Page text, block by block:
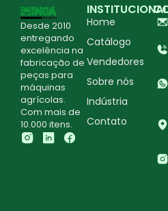
Desde 2010
entregando
excelência na
fabricação de
peças para
máquinas
agrícolas.
Com mais de
10.000 itens.
INSTITUCIONAL
Home
Catálogo
Vendedores
Sobre nós
Indústria
Contato